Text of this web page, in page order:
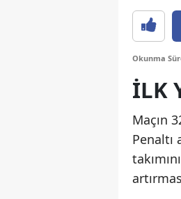
Okunma
İLK
Maçın
Penaltı